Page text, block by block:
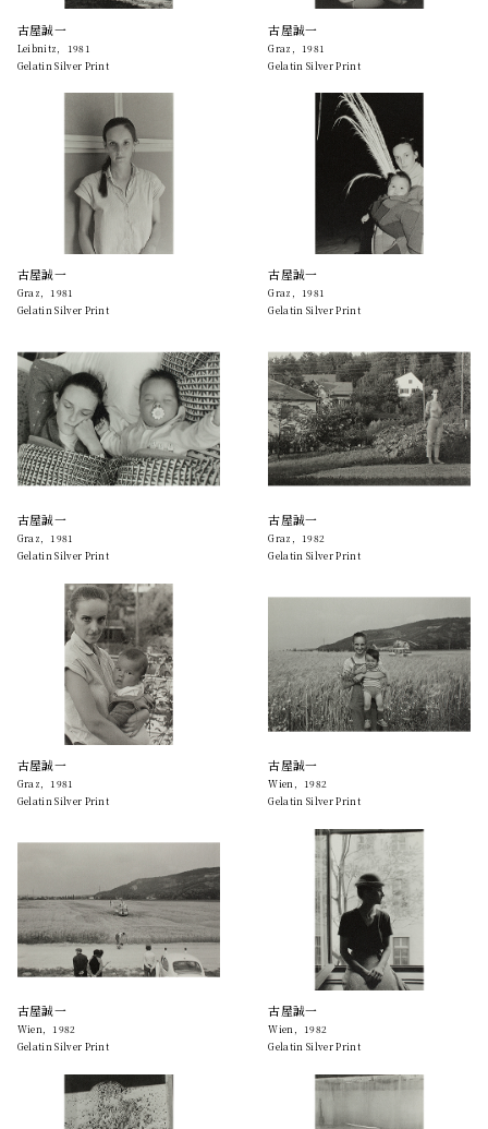
古屋誠一
Leibnitz，1981
Gelatin Silver Print
古屋誠一
Graz，1981
Gelatin Silver Print
古屋誠一
Graz，1981
Gelatin Silver Print
古屋誠一
Graz，1981
Gelatin Silver Print
古屋誠一
Graz，1981
Gelatin Silver Print
古屋誠一
Graz，1982
Gelatin Silver Print
古屋誠一
Graz，1981
Gelatin Silver Print
古屋誠一
Wien，1982
Gelatin Silver Print
古屋誠一
Wien，1982
Gelatin Silver Print
古屋誠一
Wien，1982
Gelatin Silver Print